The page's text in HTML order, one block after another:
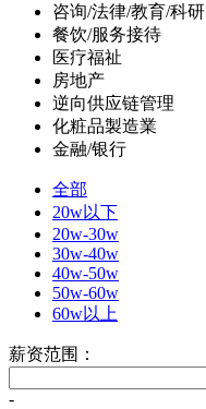
咨询/法律/教育/科研
餐饮/服务接待
医疗福祉
房地产
逆向供应链管理
化粧品製造業
金融/银行
全部
20w以下
20w-30w
30w-40w
40w-50w
50w-60w
60w以上
薪资范围：
-